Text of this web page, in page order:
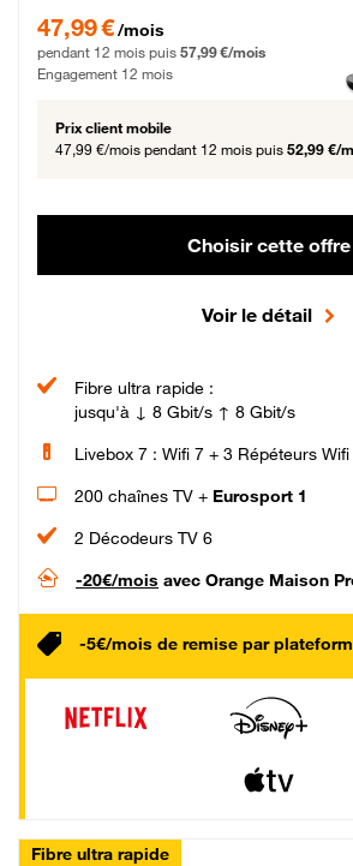
47,99 € par mois pendant 12 mois puis 57,99 €
47,99 €/mois
pendant 12 mois puis 57,99 €/mois
Engagement 12 mois
Prix client mobile
47,99 €/mois pendant 12 mois puis 52,99 €/
Choisir cette offre
Voir le détail
Fibre ultra rapide :
jusqu'à ↓ 8 Gbit/s ↑ 8 Gbit/s
Livebox 7 : Wifi 7 + 3 Répéteurs Wifi
200 chaînes TV + Eurosport 1
2 Décodeurs TV 6
-20€/mois avec Orange Maison
-5€/mois de remise par
Fibre ultra rapide